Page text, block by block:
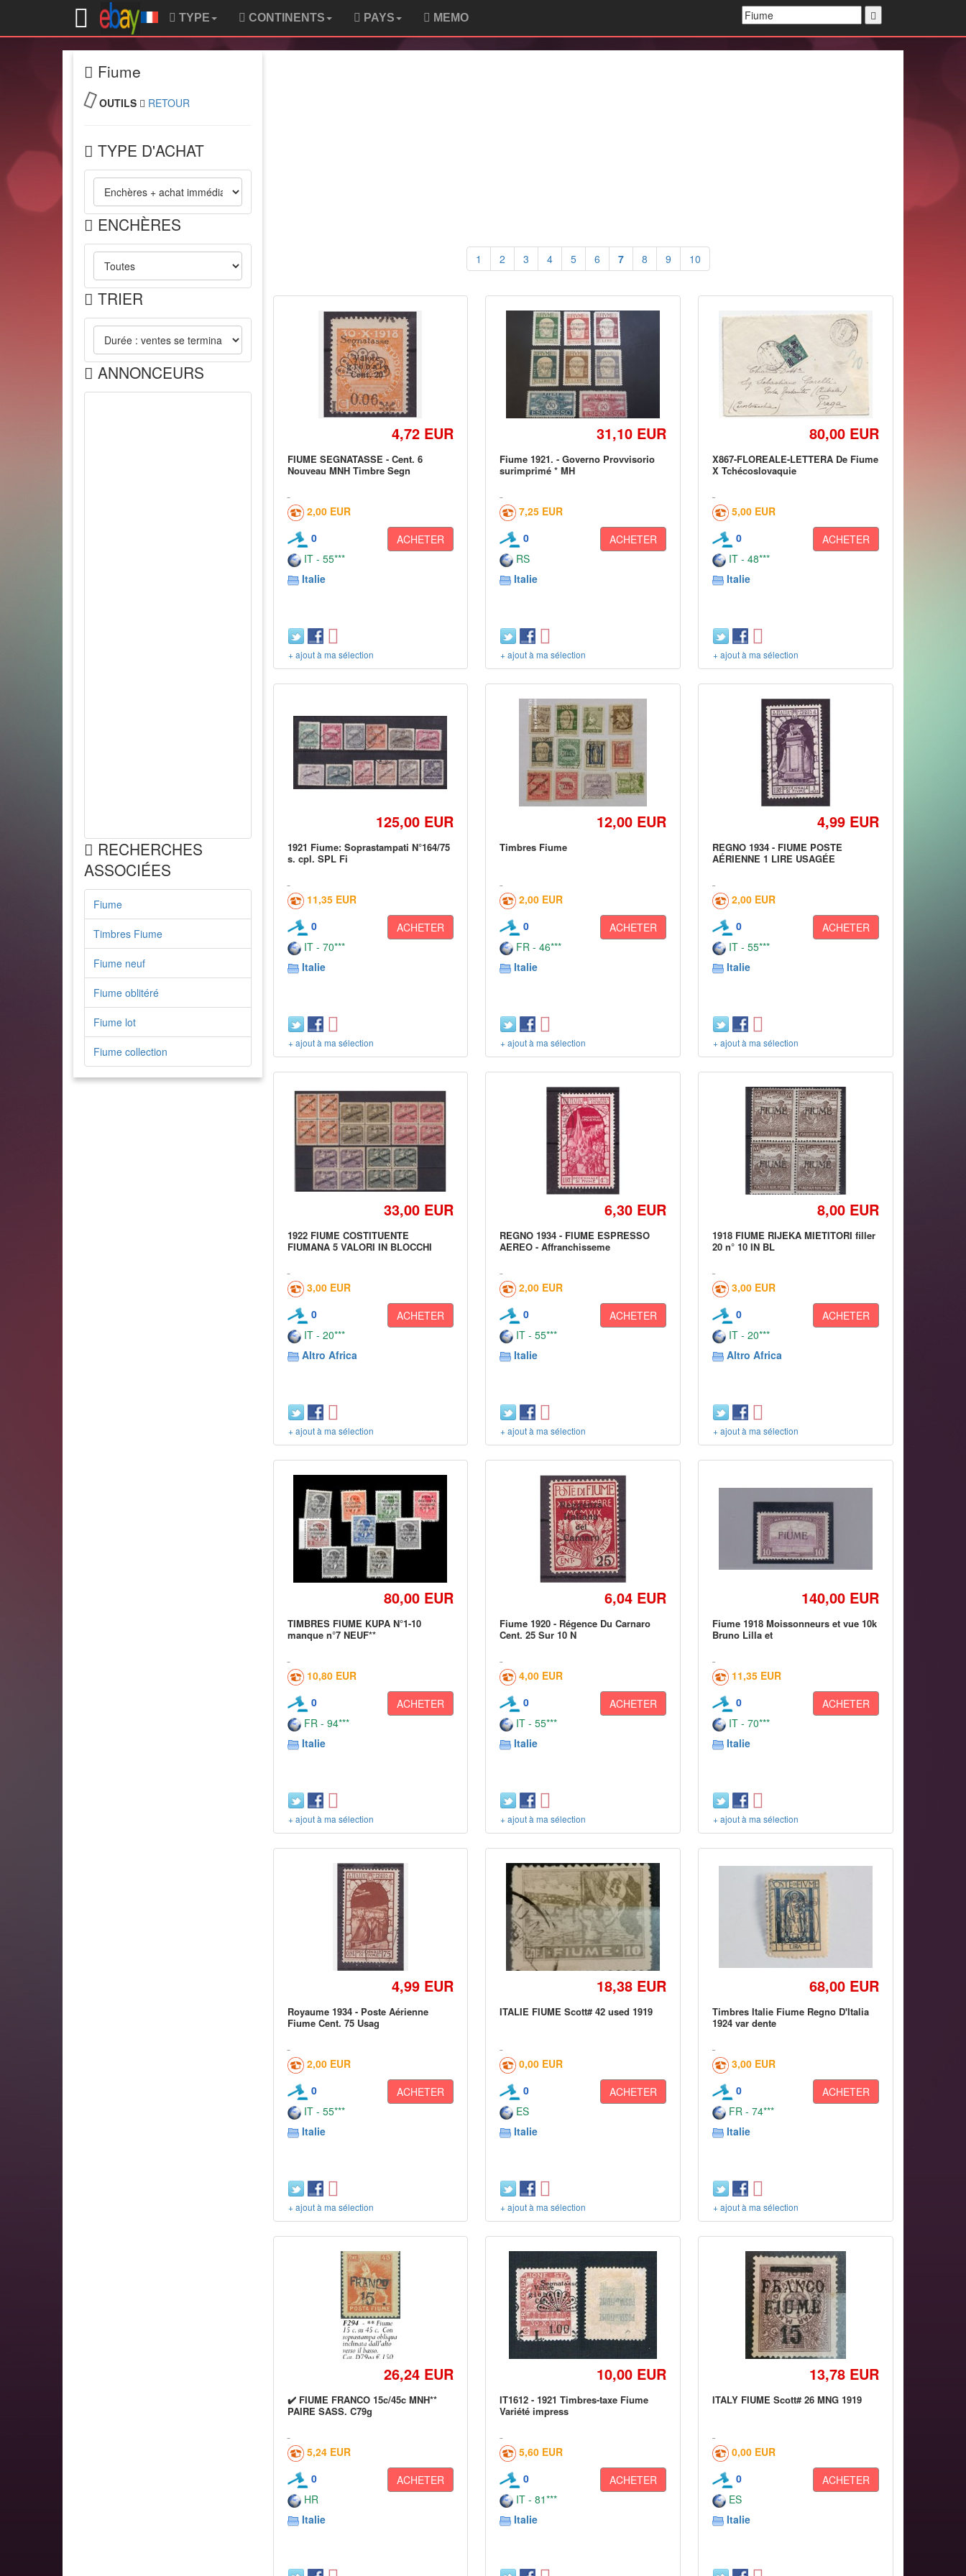
TYPE CONTINENTS PAYS MEMO
Fiume
OUTILS RETOUR
TYPE D'ACHAT
ENCHÈRES
TRIER
ANNONCEURS
RECHERCHES
ASSOCIÉES
Fiume
Timbres Fiume
Fiume neuf
Fiume oblitéré
Fiume lot
Fiume collection
1 2 3 4 5 6 7 8 9 10
4,72 EUR
FIUME SEGNATASSE - Cent. 6
Nouveau MNH Timbre Segn
2,00 EUR
0
ACHETER
IT - 55***
Italie
+ ajout à ma sélection
31,10 EUR
Fiume 1921. - Governo Provvisorio
surimprimé * MH
7,25 EUR
0
ACHETER
RS
Italie
+ ajout à ma sélection
80,00 EUR
X867-FLOREALE-LETTERA De Fiume
X Tchécoslovaquie
5,00 EUR
0
ACHETER
IT - 48***
Italie
+ ajout à ma sélection
125,00 EUR
1921 Fiume: Soprastampati N°164/75
s. cpl. SPL Fi
11,35 EUR
0
ACHETER
IT - 70***
Italie
+ ajout à ma sélection
12,00 EUR
Timbres Fiume
2,00 EUR
0
ACHETER
FR - 46***
Italie
+ ajout à ma sélection
4,99 EUR
REGNO 1934 - FIUME POSTE
AÉRIENNE 1 LIRE USAGÉE
2,00 EUR
0
ACHETER
IT - 55***
Italie
+ ajout à ma sélection
33,00 EUR
1922 FIUME COSTITUENTE
FIUMANA 5 VALORI IN BLOCCHI
3,00 EUR
0
ACHETER
IT - 20***
Altro Africa
+ ajout à ma sélection
6,30 EUR
REGNO 1934 - FIUME ESPRESSO
AEREO - Affranchisseme
2,00 EUR
0
ACHETER
IT - 55***
Italie
+ ajout à ma sélection
8,00 EUR
1918 FIUME RIJEKA MIETITORI filler
20 n° 10 IN BL
3,00 EUR
0
ACHETER
IT - 20***
Altro Africa
+ ajout à ma sélection
80,00 EUR
TIMBRES FIUME KUPA N°1-10
manque n°7 NEUF**
10,80 EUR
0
ACHETER
FR - 94***
Italie
+ ajout à ma sélection
6,04 EUR
Fiume 1920 - Régence Du Carnaro
Cent. 25 Sur 10 N
4,00 EUR
0
ACHETER
IT - 55***
Italie
+ ajout à ma sélection
140,00 EUR
Fiume 1918 Moissonneurs et vue 10k
Bruno Lilla et
11,35 EUR
0
ACHETER
IT - 70***
Italie
+ ajout à ma sélection
4,99 EUR
Royaume 1934 - Poste Aérienne
Fiume Cent. 75 Usag
2,00 EUR
0
ACHETER
IT - 55***
Italie
+ ajout à ma sélection
18,38 EUR
ITALIE FIUME Scott# 42 used 1919
0,00 EUR
0
ACHETER
ES
Italie
+ ajout à ma sélection
68,00 EUR
Timbres Italie Fiume Regno D'Italia
1924 var dente
3,00 EUR
0
ACHETER
FR - 74***
Italie
+ ajout à ma sélection
26,24 EUR
✔️ FIUME FRANCO 15c/45c MNH**
PAIRE SASS. C79g
5,24 EUR
0
ACHETER
HR
Italie
10,00 EUR
IT1612 - 1921 Timbres-taxe Fiume
Variété impress
5,60 EUR
0
ACHETER
IT - 81***
Italie
13,78 EUR
ITALY FIUME Scott# 26 MNG 1919
0,00 EUR
0
ACHETER
ES
Italie